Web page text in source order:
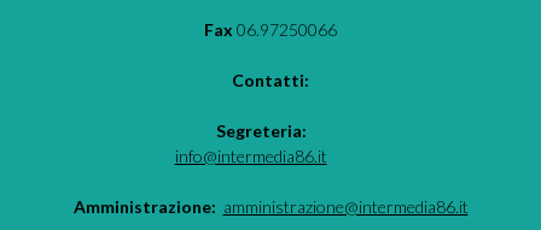
Fax 06.97250066
Contatti:
Segreteria:
info@intermedia86.it
Amministrazione: amministrazione@intermedia86.it